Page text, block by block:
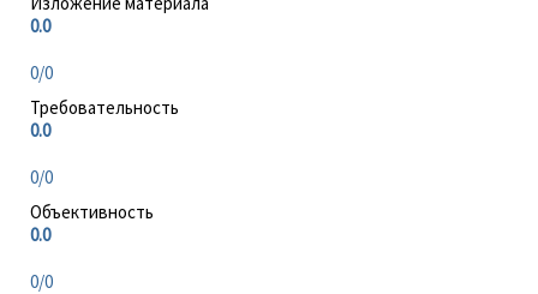
0.0
0/0
Требовательность
0.0
0/0
Объективность
0.0
0/0